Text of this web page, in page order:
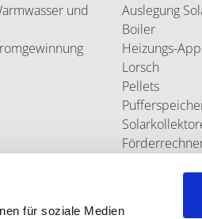
für soziale Medien
und
Auslegung
Boiler
Heizungs-App
Lorsch
Pellets
Marie-Curie-